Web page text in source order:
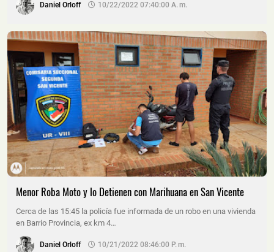
Daniel Orloff 10/22/2022 07:40:00 A. M.
Menor Roba Moto y lo Detienen con Marihuana en San Vicente
Cerca de las 15:45 la policía fue informada de un robo en una vivienda
en Barrio Provincia, ex km 4…
Daniel Orloff 10/21/2022 08:46:00 P. M.